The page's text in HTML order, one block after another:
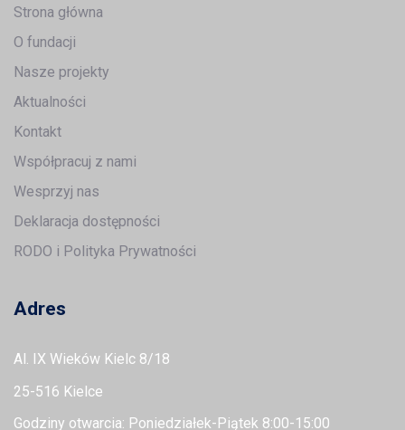
Strona główna
O fundacji
Nasze projekty
Aktualności
Kontakt
Współpracuj z nami
Wesprzyj nas
Deklaracja dostępności
RODO i Polityka Prywatności
Adres
Al. IX Wieków Kielc 8/18
25-516 Kielce
Godziny otwarcia: Poniedziałek-Piątek 8:00-15:00